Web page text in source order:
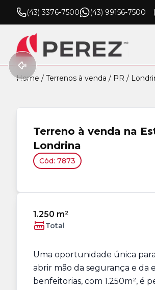
(43) 3376-7500 (43) 99156-7500
Home / Terrenos à venda / PR /
Terreno à venda na
Londrina
Cód: 7873
1.250 m²
Total
Uma oportunidade única
abrir mão da segurança e
benfeitorias, com 1.250m², é